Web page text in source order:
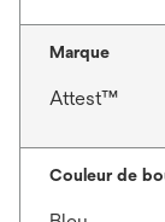
Marque
Attest™
Couleur de